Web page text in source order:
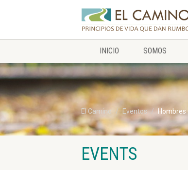
INICIO SOMOS
El Camino Eventos Hombres
EVENTS